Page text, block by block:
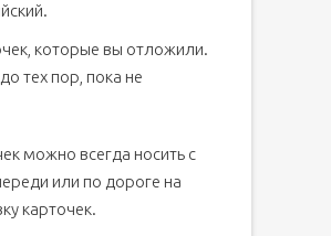
которые вы отложили.
тех пор, пока не
можно всегда носить с
или по дороге на
карточек.